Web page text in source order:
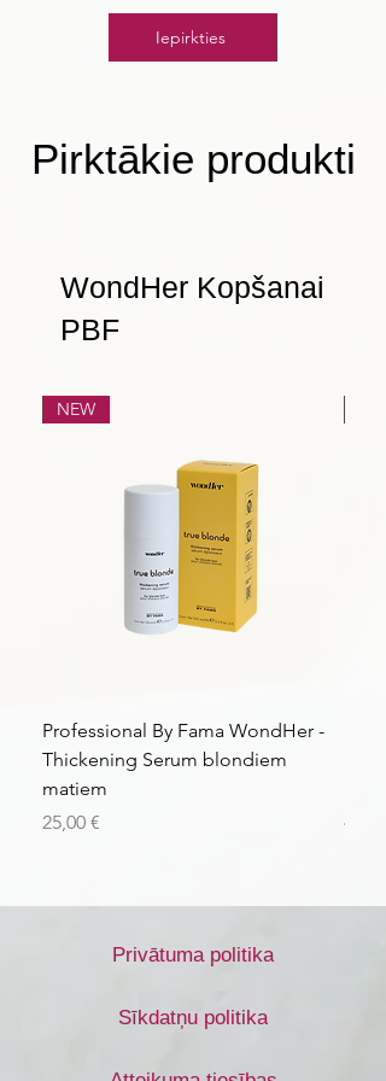
Iepirkties
Pirktākie produkti
WondHer Kopšanai
PBF
NEW
Professional By Fama WondHer -
Thickening Serum blondiem
matiem
Cena
25,00 €
Cena
43,56
Privātuma politika
Sīkdatņu politika